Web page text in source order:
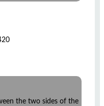
the two sides of the